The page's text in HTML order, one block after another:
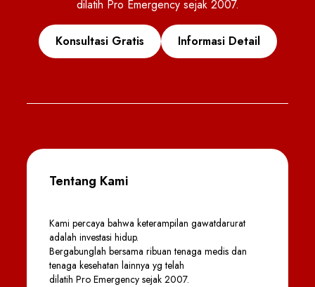
dilatih Pro Emergency sejak 2007.
Konsultasi Gratis Informasi Detail
Tentang Kami
Kami percaya bahwa keterampilan gawatdarurat
adalah investasi hidup.
Bergabunglah bersama ribuan tenaga medis dan
tenaga kesehatan lainnya yg telah
dilatih Pro Emergency sejak 2007.